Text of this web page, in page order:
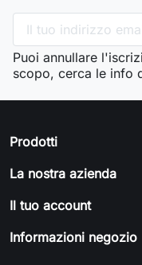
Puoi annullare
scopo, cerca le info
Prodotti
La nostra azienda
Il tuo account
Informazioni negozio